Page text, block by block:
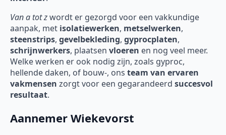
Van a tot zwordt er gezorgd voor een vakkundige
aanpak, met isolatiewerken, metselwerken,
steenstrips, gevelbekleding, gyprocplaten,
schrijnwerkers, plaatsen vloeren en nog veel meer.
Welke werken er ook nodig zijn, zoals gyproc,
hellende daken, of bouw-, ons team van ervaren
vakmensen zorgt voor een gegarandeerd succesvol
resultaat.
Aannemer Wiekevorst